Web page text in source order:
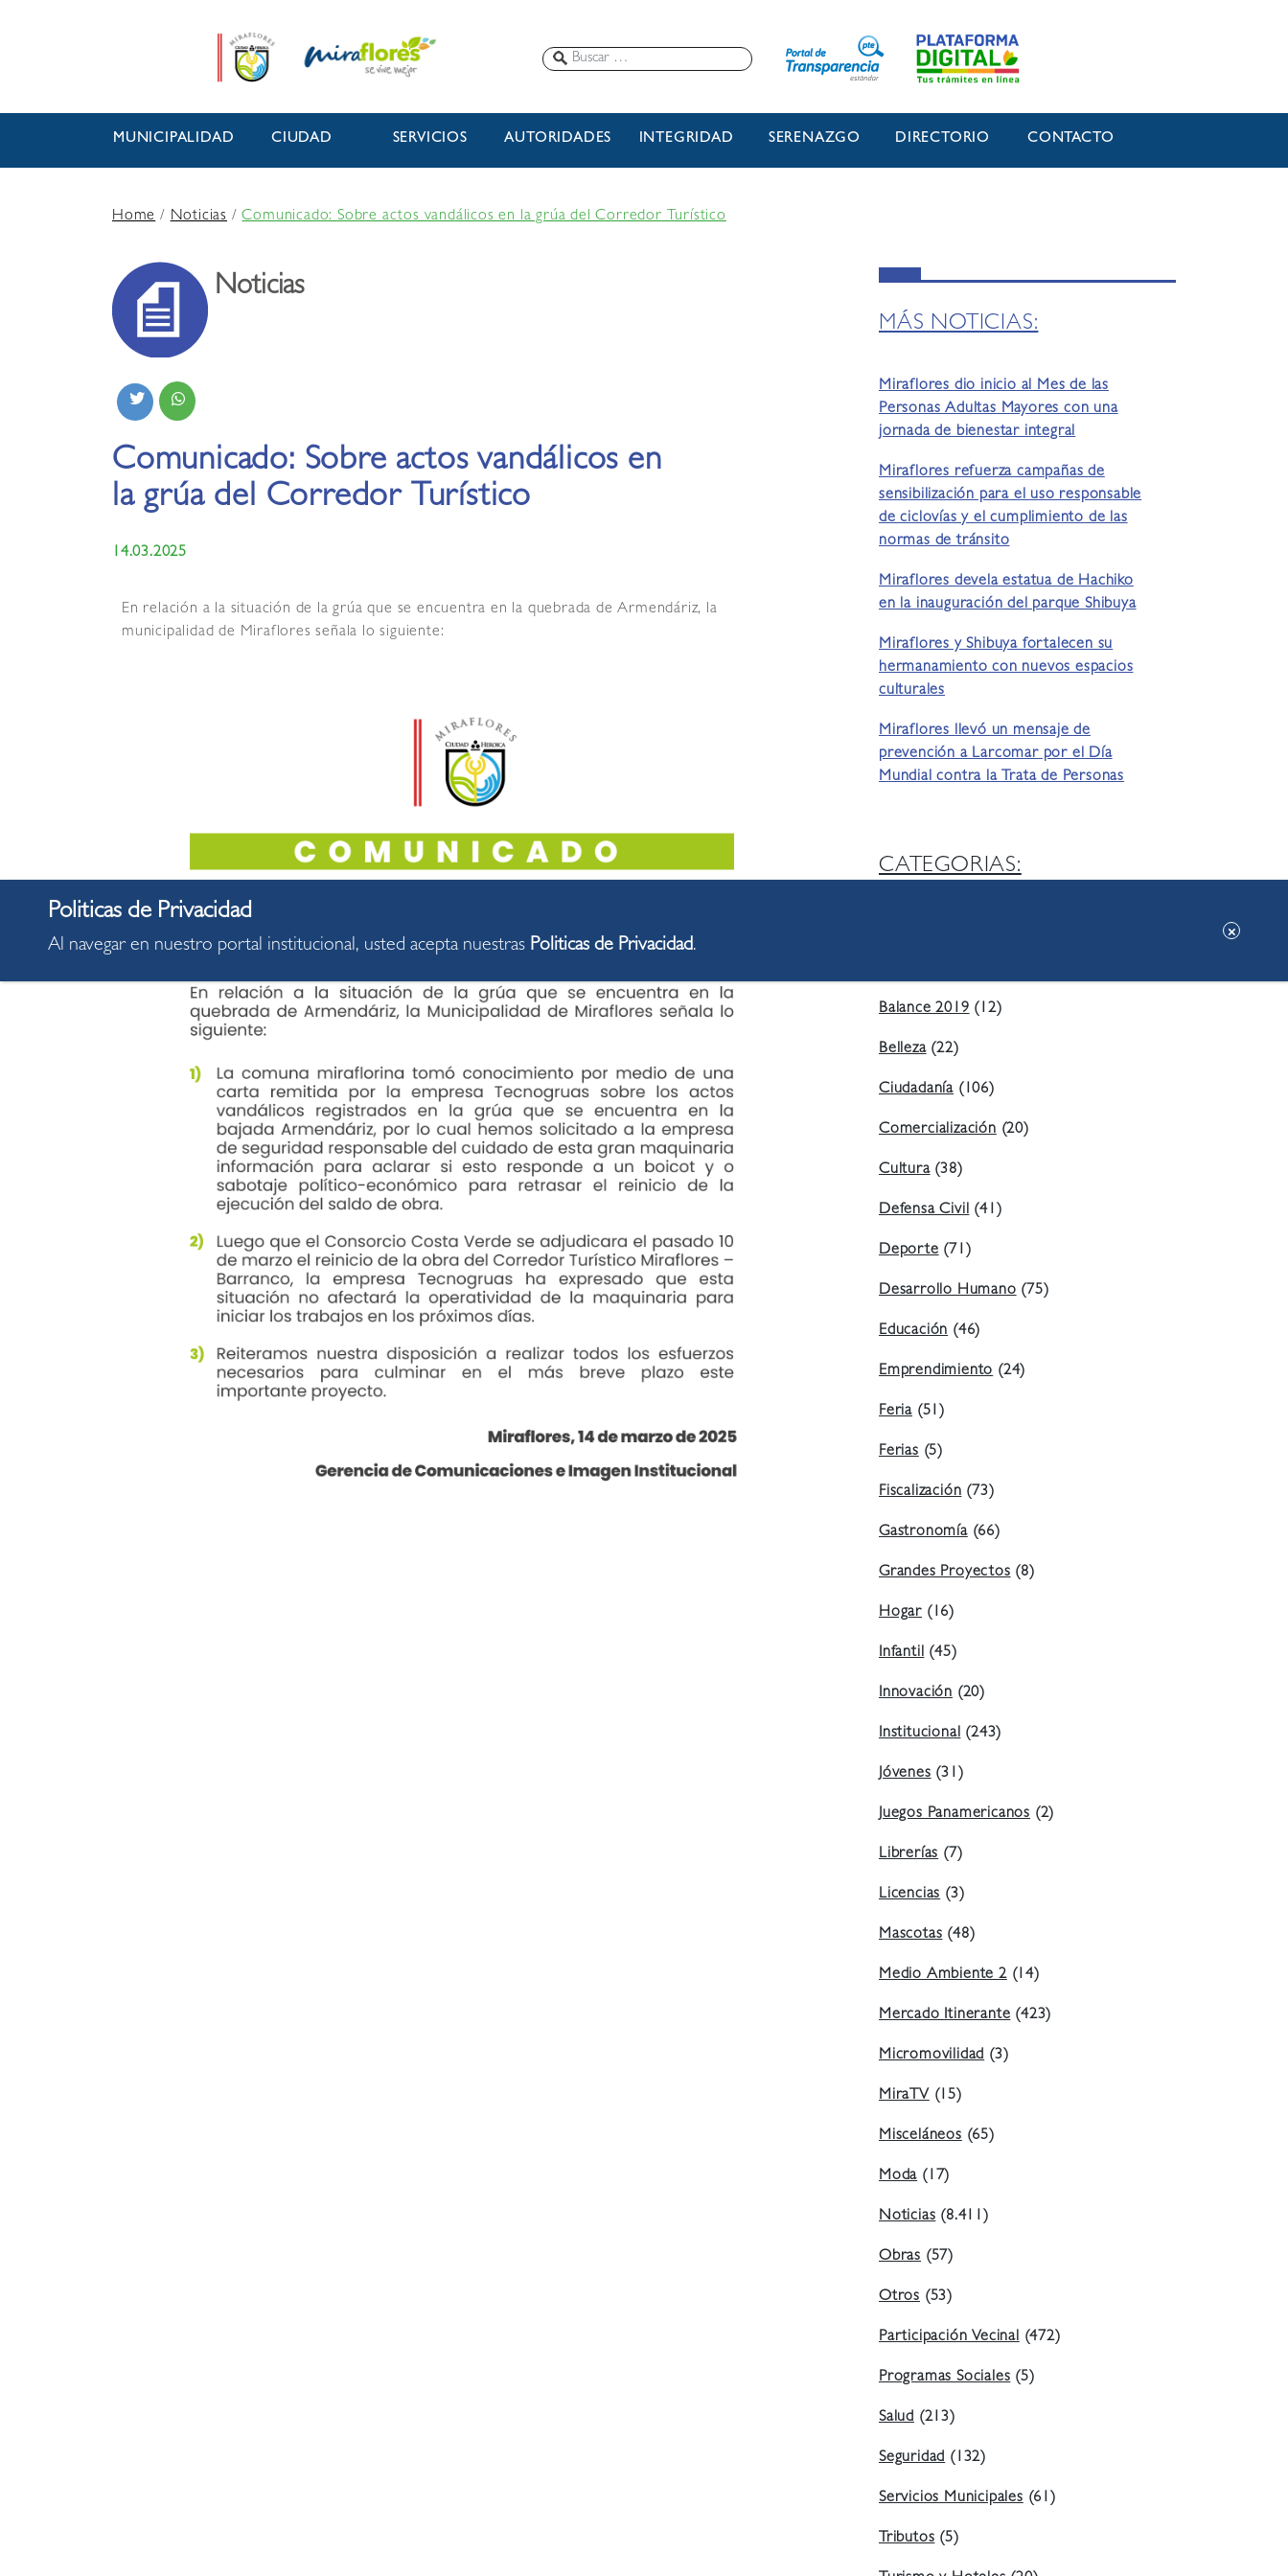
MUNICIPALIDAD CIUDAD SERVICIOS AUTORIDADES INTEGRIDAD SERENAZGO DIRECTORIO CONTACTO
Home/Noticias /Comunicado: Sobre actos vandálicos en la grúa del Corredor Turístico
Noticias
Comunicado: Sobre actos vandálicos en
la grúa del Corredor Turístico
14.03.2025
En relación a la situación de la grúa que se encuentra en la quebrada de Armendáriz, la
municipalidad de Miraflores señala lo siguiente:
MÁS NOTICIAS:
Miraflores dio inicio al Mes de las
Personas Adultas Mayores con una
jornada de bienestar integral
Miraflores refuerza campañas de
sensibilización para el uso responsable
de ciclovías y el cumplimiento de las
normas de tránsito
Miraflores devela estatua de Hachiko
en la inauguración del parque Shibuya
Miraflores y Shibuya fortalecen su
hermanamiento con nuevos espacios
culturales
Miraflores llevó un mensaje de
prevención a Larcomar por el Día
Mundial contra la Trata de Personas
CATEGORIAS:
Balance 2019(12)
Belleza(22)
Ciudadanía (106)
Comercialización(20)
Cultura(38)
Defensa Civil(41)
Deporte(71)
Desarrollo Humano(75)
Educación(46)
Emprendimiento(24)
Feria (51)
Ferias(5)
Fiscalización(73)
Gastronomía(66)
Grandes Proyectos(8)
Hogar (16)
Infantil(45)
Innovación (20)
Institucional(243)
Jóvenes(31)
Juegos Panamericanos (2)
Librerías(7)
Licencias(3)
Mascotas(48)
Medio Ambiente 2(14)
Mercado Itinerante(423)
Micromovilidad(3)
MiraTV(15)
Misceláneos(65)
Moda(17)
Noticias(8.411)
Obras (57)
Otros (53)
Participación Vecinal(472)
Programas Sociales(5)
Salud (213)
Seguridad(132)
Servicios Municipales(61)
Tributos(5)
Al navegar en nuestro portal institucional, usted acepta nuestras Politicas de Privacidad.